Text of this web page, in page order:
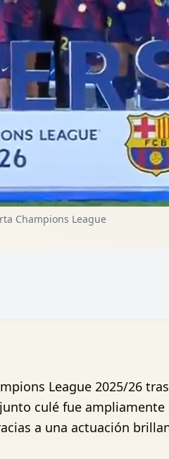
Champions League
League 2025/26
culé fue
a una actuación